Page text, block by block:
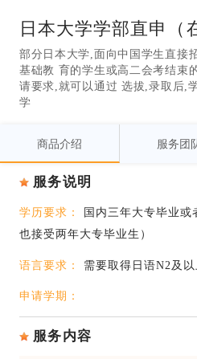
日本大学学部直申（
部分日本大学,面向中国学生直接
基础教 育的学生或高二会考结束
请要求,就可以通过 选拔,录取后,
学
商品介绍 服务团
服务说明
学历要求：
国内三年大专毕业或
也接受两年大专毕业生）
语言要求： 需要取得日语N2及
申请学期：
服务内容